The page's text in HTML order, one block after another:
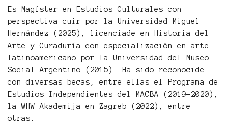
Es Magíster en Estudios Culturales con
perspectiva cuir por la Universidad Miguel
Hernández (2025), licenciade en Historia del
Arte y Curaduría con especialización en arte
latinoamericano por la Universidad del Museo
Social Argentino (2015). Ha sido reconocide
con diversas becas, entre ellas el Programa de
Estudios Independientes del MACBA (2019–2020),
la WHW Akademija en Zagreb (2022), entre
otras.